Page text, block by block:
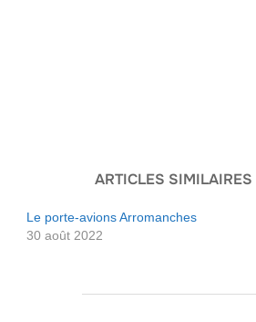
ARTICLES SIMILAIRES
Le porte-avions Arromanches
30 août 2022